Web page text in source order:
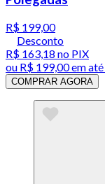
R$ 199,00
Desconto
R$ 163,18 no PIX
ou R$ 199,00em até
COMPRAR AGORA